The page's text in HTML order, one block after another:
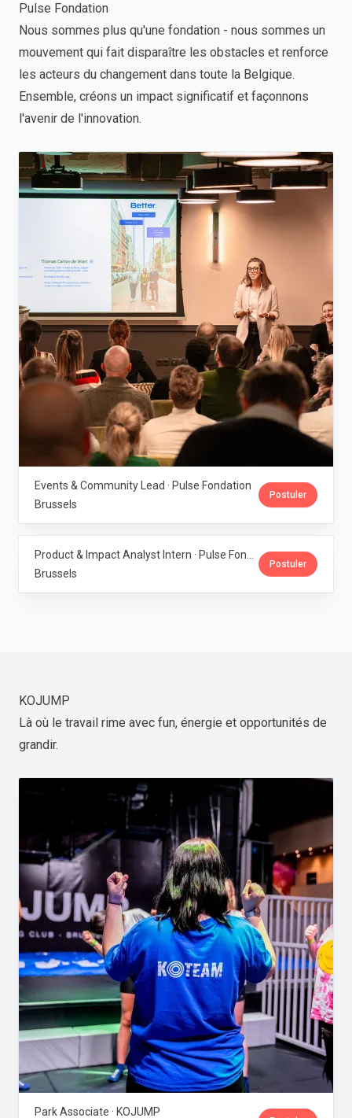
Pulse Fondation
Nous sommes plus qu'une fondation - nous sommes un
mouvement qui fait disparaître les obstacles et renforce
les acteurs du changement dans toute la Belgique.
Ensemble, créons un impact significatif et façonnons
l'avenir de l'innovation.
Events & Community Lead · Pulse Fondation
Brussels
Postuler
Brussels
Postuler
KOJUMP
Là où le travail rime avec fun, énergie et opportunités de
grandir.
Park Associate · KOJUMP